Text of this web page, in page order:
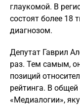
глаукомой. В
состоят более 18
диагнозом.
Депутат Гаврил
раз. Тем самым,
позиций
рейтинга. В
«Медиалогии»,